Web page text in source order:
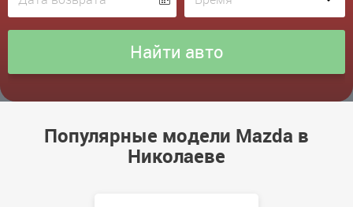
Популярные модели Mazda в
Николаеве